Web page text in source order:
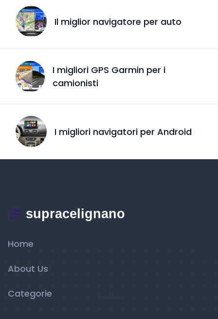
Il miglior navigatore per auto
I migliori GPS Garmin per i
camionisti
I migliori navigatori per Android
Home
About Us
Categorie